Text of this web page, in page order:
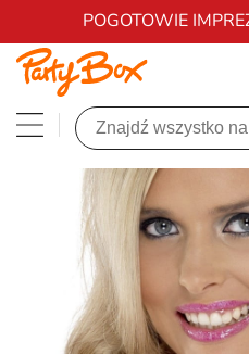
POGOTOWIE
Darmowa dostawa